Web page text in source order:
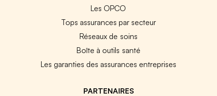
Les OPCO
Tops assurances par secteur
Réseaux de soins
Boîte à outils santé
Les garanties des assurances entreprises
PARTENAIRES